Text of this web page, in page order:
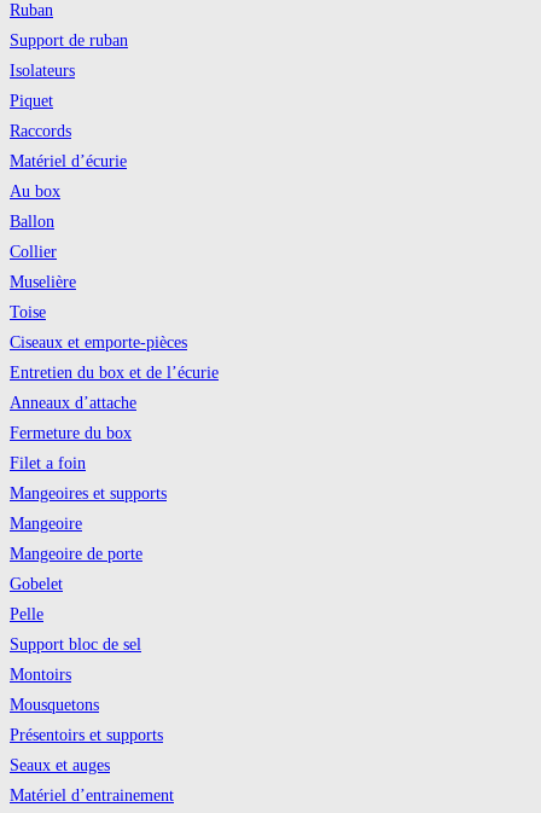
Ruban
Support de ruban
Isolateurs
Piquet
Raccords
Matériel d’écurie
Au box
Ballon
Collier
Muselière
Toise
Ciseaux et emporte-pièces
Entretien du box et de l’écurie
Anneaux d’attache
Fermeture du box
Filet a foin
Mangeoires et supports
Mangeoire
Mangeoire de porte
Gobelet
Pelle
Support bloc de sel
Montoirs
Mousquetons
Présentoirs et supports
Seaux et auges
Matériel d’entrainement